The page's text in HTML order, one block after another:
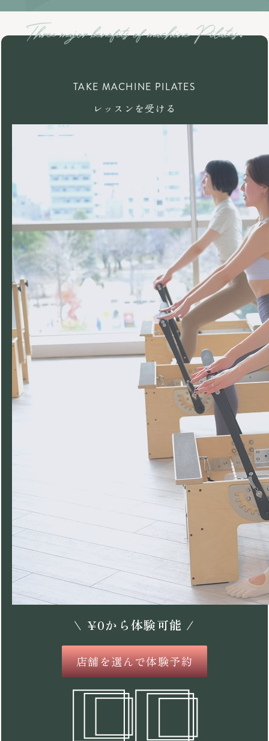
TAKE MACHINE PILATES
レッスンを受ける
\ ¥0から体験可能 /
店舗を選んで体験予約